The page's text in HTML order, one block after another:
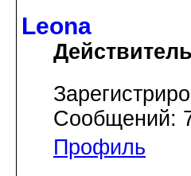
Leona
Сообщений:
Профиль